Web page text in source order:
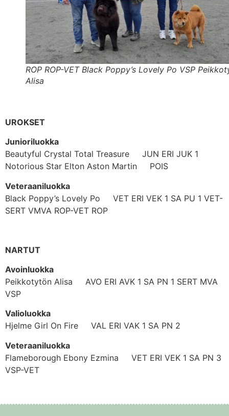
ROP ROP-VET Black Poppy’s Lovely Po VSP
Alisa
UROKSET
Junioriluokka
Beautyful Crystal Total Treasure JUN ERI JUK 1
Notorious Star Elton Aston Martin POIS
Veteraaniluokka
Black Poppy’s Lovely Po VET ERI VEK 1 SA PU 1 VET-
SERT VMVA ROP-VET ROP
NARTUT
Avoinluokka
Peikkotytön Alisa AVO ERI AVK 1 SA PN 1 SERT MVA
VSP
Valioluokka
Hjelme Girl On Fire VAL ERI VAK 1 SA PN 2
Veteraaniluokka
Flameborough Ebony Ezmina VET ERI VEK 1 SA PN 3
VSP-VET